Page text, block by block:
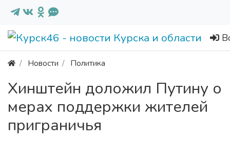
Новости Политика
Хинштейн доложил Путину о
мерах поддержки жителей
приграничья